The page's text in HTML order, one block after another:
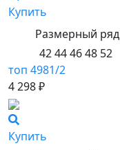
Купить
Размерный ряд
42 44 46 48 52
топ 4981/2
4 298 ₽
Купить